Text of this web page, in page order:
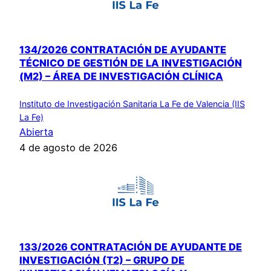
134/2026 CONTRATACIÓN DE AYUDANTE
TÉCNICO DE GESTIÓN DE LA INVESTIGACIÓN
(M2) – ÁREA DE INVESTIGACIÓN CLÍNICA
Instituto de Investigación Sanitaria La Fe de Valencia (IIS
La Fe)
Abierta
4 de agosto de 2026
133/2026 CONTRATACIÓN DE AYUDANTE DE
INVESTIGACIÓN (T2) – GRUPO DE